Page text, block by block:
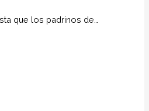
que los padrinos de…